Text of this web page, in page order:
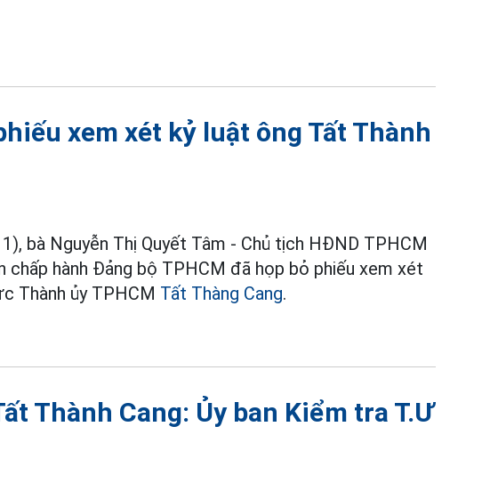
xem xét kỷ luật ông Tất Thành
bà Nguyễn Thị Quyết Tâm - Chủ tịch HĐND TPHCM
chấp hành Đảng bộ TPHCM đã họp bỏ phiếu xem xét
Thành ủy TPHCM Tất Thàng Cang.
Thành Cang: Ủy ban Kiểm tra T.Ư